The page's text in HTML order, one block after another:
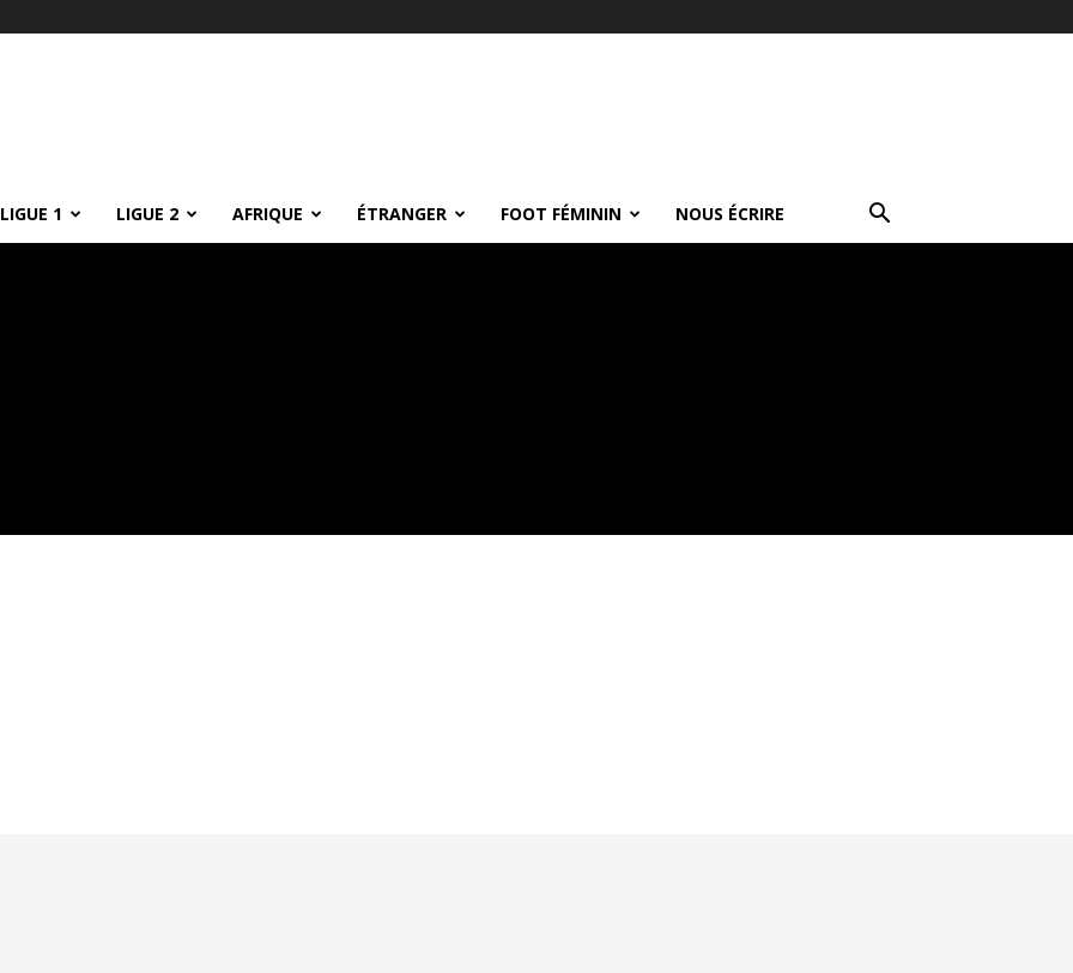
LIGUE 1 LIGUE 2 AFRIQUE ÉTRANGER FOOT FÉMININ NOUS ÉCRIRE